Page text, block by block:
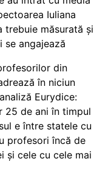
Iuliana
trebuie măsurată și
se angajează
din
în niciun
Eurydice:
25 de ani în timpul
e între statele cu
profesori încă de
și cele cu cele mai